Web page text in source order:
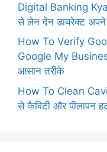
Digital Banking
से लेन देन डायरेक्ट
How To Verify
Google My
आसान तरीके
How To Clean
से कैविटी और पीलापन